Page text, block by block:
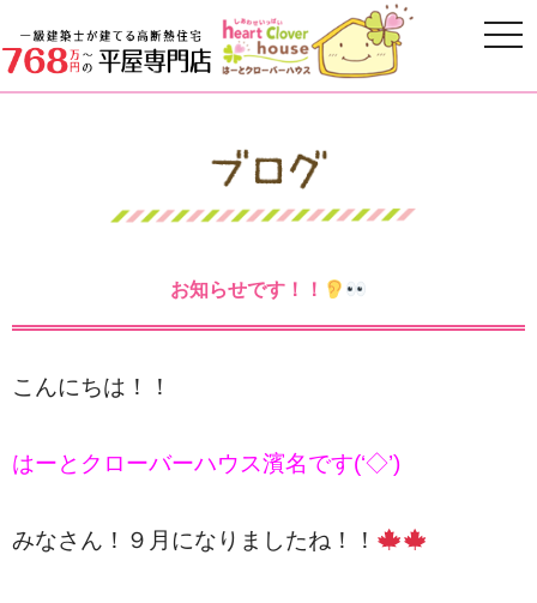
お知らせです！！
こんにちは！！
はーとクローバーハウス濱名です(‘◇’)ゞ
みなさん！９月になりましたね！！